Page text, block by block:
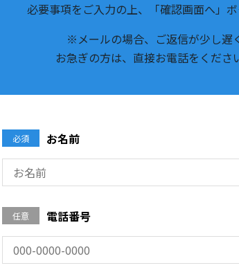
必要事項をご入力の上、「確認画面へ」
※メールの場合、ご返信が少し遅
お急ぎの方は、直接お電話をくださ
必須 お名前
任意 電話番号